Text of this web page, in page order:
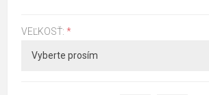
VEĽKOSŤ: *